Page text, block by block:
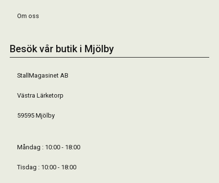
Om oss
Besök vår butik i Mjölby
StallMagasinet AB
Västra Lärketorp
59595 Mjölby
Måndag : 10:00 - 18:00
Tisdag : 10:00 - 18:00